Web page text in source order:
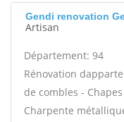
Gendi renovation
Artisan
Département: 94
Rénovation
de combles -
Charpente